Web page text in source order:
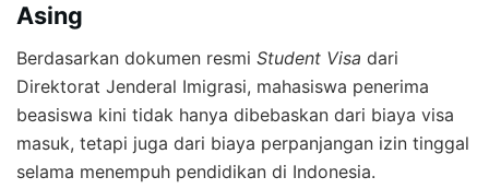
Asing
Berdasarkan dokumen resmi Student Visa dari
Direktorat Jenderal Imigrasi, mahasiswa penerima
beasiswa kini tidak hanya dibebaskan dari biaya visa
masuk, tetapi juga dari biaya perpanjangan izin tinggal
selama menempuh pendidikan di Indonesia.